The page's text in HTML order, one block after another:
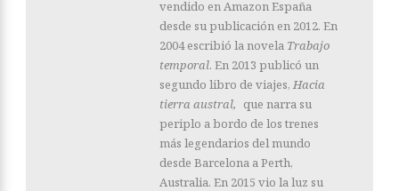
vendido en Amazon España
desde su publicación en 2012. En
2004 escribió la novela Trabajo
temporal. En 2013 publicó un
segundo libro de viajes, Hacia
tierra austral, que narra su
periplo a bordo de los trenes
más legendarios del mundo
desde Barcelona a Perth,
Australia. En 2015 vio la luz su